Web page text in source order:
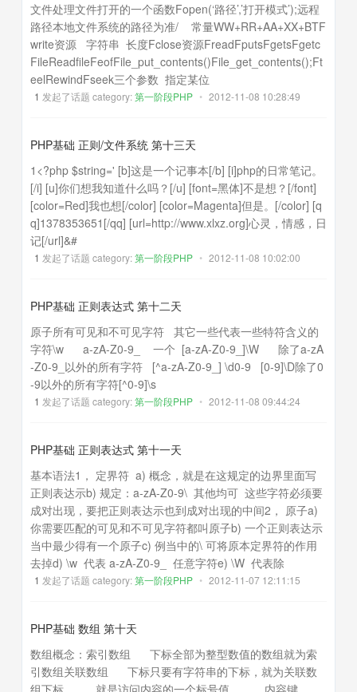
文件处理文件打开的一个函数Fopen(‘路径’,’打开模式’);远程
路径本地文件系统的路径为准/ 常量WW+RR+AA+XX+BTF
write资源 字符串 长度Fclose资源FreadFputsFgetsFgetc
FileReadfileFeofFile_put_contents()File_get_contents();Ft
eelRewindFseek三个参数 指定某位
1 发起了话题 category:第一阶段PHP • 2012-11-08 10:28:49
PHP基础 正则/文件系统 第十三天
1<?php $string=' [b]这是一个记事本[/b] [i]php的日常笔记。
[/i] [u]你们想我知道什么吗？[/u] [font=黑体]不是想？[/font]
[color=Red]我也想[/color] [color=Magenta]但是。[/color] [q
q]1378353651[/qq] [url=http://www.xlxz.org]心灵，情感，日
记[/url]&#
1 发起了话题 category:第一阶段PHP • 2012-11-08 10:02:00
PHP基础 正则表达式 第十二天
原子所有可见和不可见字符 其它一些代表一些特符含义的
字符\w a-zA-Z0-9_ 一个 [a-zA-Z0-9_]\W 除了a-zA
-Z0-9_以外的所有字符 [^a-zA-Z0-9_] \d0-9 [0-9]\D除了0
-9以外的所有字符[^0-9]\s
1 发起了话题 category:第一阶段PHP • 2012-11-08 09:44:24
PHP基础 正则表达式 第十一天
基本语法1， 定界符 a) 概念，就是在这规定的边界里面写
正则表达示b) 规定：a-zA-Z0-9\ 其他均可 这些字符必须要
成对出现，要把正则表达示也到成对出现的中间2， 原子a)
你需要匹配的可见和不可见字符都叫原子b) 一个正则表达示
当中最少得有一个原子c) 例当中的\ 可将原本定界符的作用
去掉d) \w 代表 a-zA-Z0-9_ 任意字符e) \W 代表除
1 发起了话题 category:第一阶段PHP • 2012-11-07 12:11:15
PHP基础 数组 第十天
数组概念：索引数组 下标全部为整型数值的数组就为索
引数组关联数组 下标只要有字符串的下标，就为关联数